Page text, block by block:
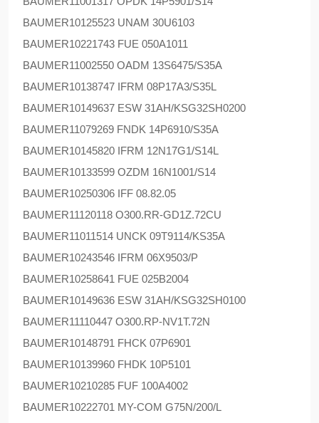
BAUMER10125523 UNAM 30U6103
BAUMER10221743 FUE 050A1011
BAUMER11002550 OADM 13S6475/S35A
BAUMER10138747 IFRM 08P17A3/S35L
BAUMER10149637 ESW 31AH/KSG32SH0200
BAUMER11079269 FNDK 14P6910/S35A
BAUMER10145820 IFRM 12N17G1/S14L
BAUMER10133599 OZDM 16N1001/S14
BAUMER10250306 IFF 08.82.05
BAUMER11120118 O300.RR-GD1Z.72CU
BAUMER11011514 UNCK 09T9114/KS35A
BAUMER10243546 IFRM 06X9503/P
BAUMER10258641 FUE 025B2004
BAUMER10149636 ESW 31AH/KSG32SH0100
BAUMER11110447 O300.RP-NV1T.72N
BAUMER10148791 FHCK 07P6901
BAUMER10139960 FHDK 10P5101
BAUMER10210285 FUF 100A4002
BAUMER10222701 MY-COM G75N/200/L